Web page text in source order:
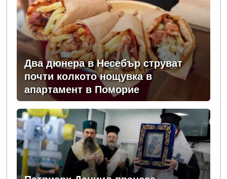
Два дюнера в Несебър струват
почти колкото нощувка в
апартамент в Поморие